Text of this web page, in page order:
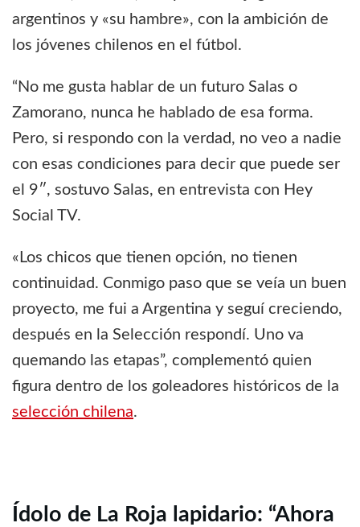
argentinos y «su hambre», con la ambición de
los jóvenes chilenos en el fútbol.
“No me gusta hablar de un futuro Salas o
Zamorano, nunca he hablado de esa forma.
Pero, si respondo con la verdad, no veo a nadie
con esas condiciones para decir que puede ser
el 9″, sostuvo Salas, en entrevista con Hey
Social TV.
«Los chicos que tienen opción, no tienen
continuidad. Conmigo paso que se veía un buen
proyecto, me fui a Argentina y seguí creciendo,
después en la Selección respondí. Uno va
quemando las etapas”, complementó quien
figura dentro de los goleadores históricos de la
selección chilena.
Ídolo de La Roja lapidario: “Ahora